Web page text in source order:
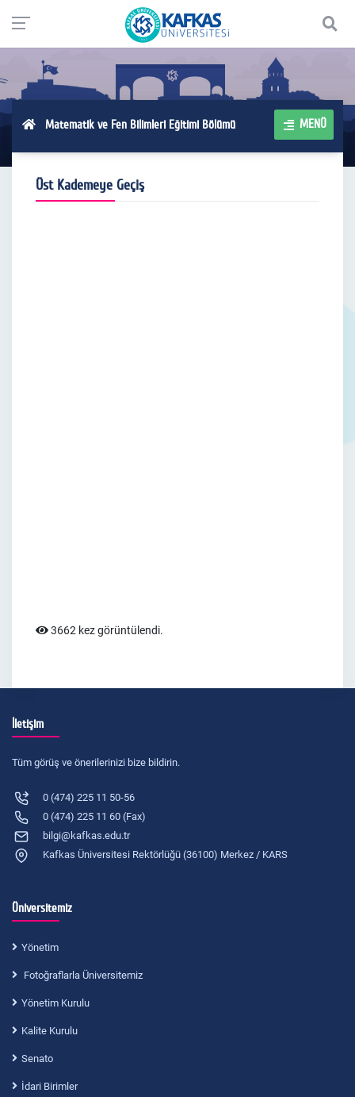
Matematik ve Fen Bilimleri Eğitimi Bölümü MENÜ
Üst Kademeye Geçiş
3662 kez görüntülendi.
İletişim
Tüm görüş ve önerilerinizi bize bildirin.
0 (474) 225 11 50-56
0 (474) 225 11 60 (Fax)
bilgi@kafkas.edu.tr
Kafkas Üniversitesi Rektörlüğü (36100) Merkez / KARS
Üniversitemiz
Yönetim
Fotoğraflarla Üniversitemiz
Yönetim Kurulu
Kalite Kurulu
Senato
İdari Birimler